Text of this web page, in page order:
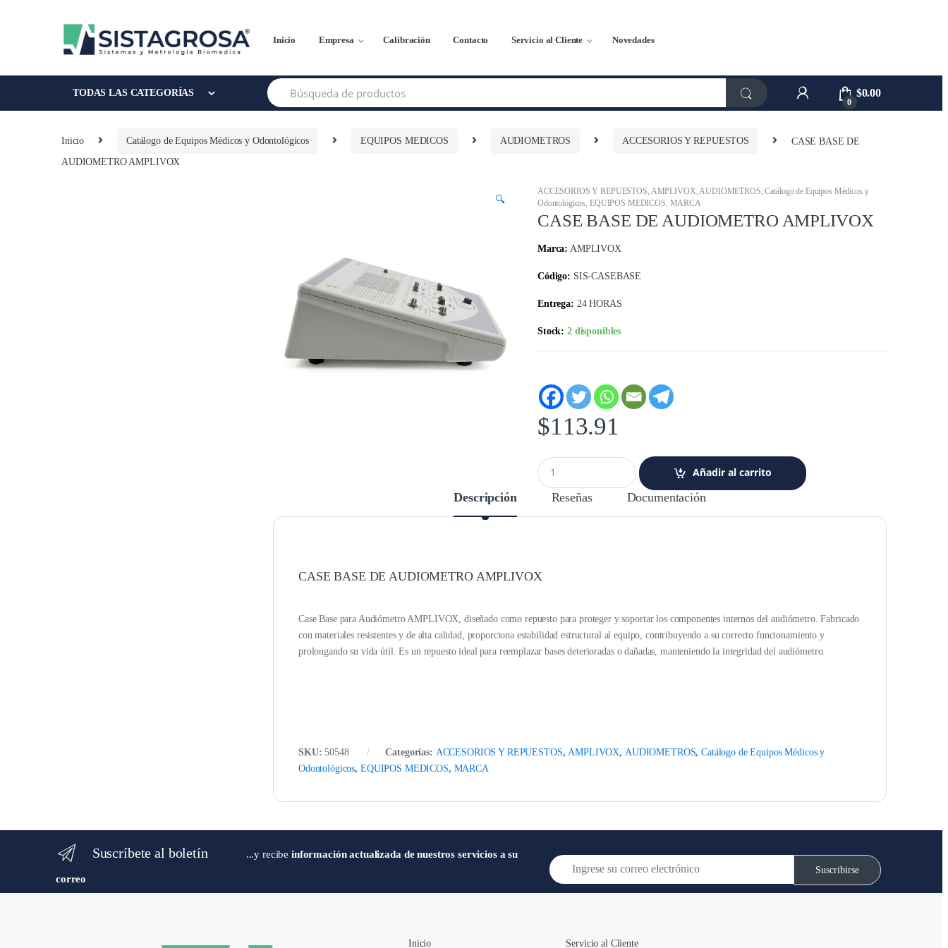
Inicio Empresa Calibración Contacto Servicio al Cliente Novedades
TODAS LAS CATEGORÍAS
Buscar:
0
$0.00
Inicio Catálogo de Equipos Médicos y Odontológicos EQUIPOS MEDICOS AUDIOMETROS ACCESORIOS Y REPUESTOS
CASE BASE DE
AUDIOMETRO AMPLIVOX
🔍
ACCESORIOS Y REPUESTOS, AMPLIVOX,AUDIOMETROS,Catálogo de Equipos Médicos y
Odontológicos, EQUIPOS MEDICOS, MARCA
CASE BASE DE AUDIOMETRO AMPLIVOX
Marca: AMPLIVOX
Código: SIS-CASEBASE
Entrega: 24 HORAS
Stock:2 disponibles
$113.91
C
a
Añadir al carrito
Descripción Reseñas Documentación
CASE BASE DE AUDIOMETRO AMPLIVOX
Case Base para Audiómetro AMPLIVOX, diseñado como repuesto para proteger y soportar los componentes internos del audiómetro. Fabricado
con materiales resistentes y de alta calidad, proporciona estabilidad estructural al equipo, contribuyendo a su correcto funcionamiento y
prolongando su vida útil. Es un repuesto ideal para reemplazar bases deterioradas o dañadas, manteniendo la integridad del audiómetro.
SKU:50548 Categorías: ACCESORIOS Y REPUESTOS,AMPLIVOX, AUDIOMETROS,Catálogo de Equipos Médicos y
Odontológicos, EQUIPOS MEDICOS, MARCA
Suscríbete al boletín ...y recibe información actualizada de nuestros servicios a su
correo
E
m
Suscribirse
Inicio Servicio al Cliente